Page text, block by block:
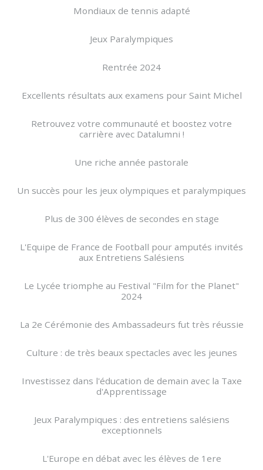
Mondiaux de tennis adapté
Jeux Paralympiques
Rentrée 2024
Excellents résultats aux examens pour Saint Michel
Retrouvez votre communauté et boostez votre
carrière avec Datalumni !
Une riche année pastorale
Un succès pour les jeux olympiques et paralympiques
Plus de 300 élèves de secondes en stage
L'Equipe de France de Football pour amputés invités
aux Entretiens Salésiens
Le Lycée triomphe au Festival "Film for the Planet"
2024
La 2e Cérémonie des Ambassadeurs fut très réussie
Culture : de très beaux spectacles avec les jeunes
Investissez dans l'éducation de demain avec la Taxe
d'Apprentissage
Jeux Paralympiques : des entretiens salésiens
exceptionnels
L'Europe en débat avec les élèves de 1ere